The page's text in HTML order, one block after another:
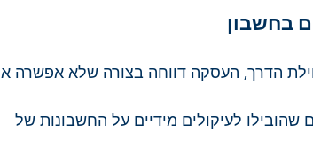
בחשבון
הדרך, העסקה דווחה בצורה שלא אפשרה
שהובילו לעיקולים מידיים על החשבונות של